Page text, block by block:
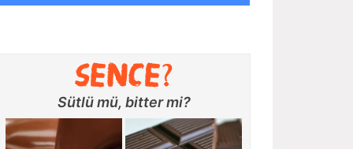
Sütlü mü, bitter mi?